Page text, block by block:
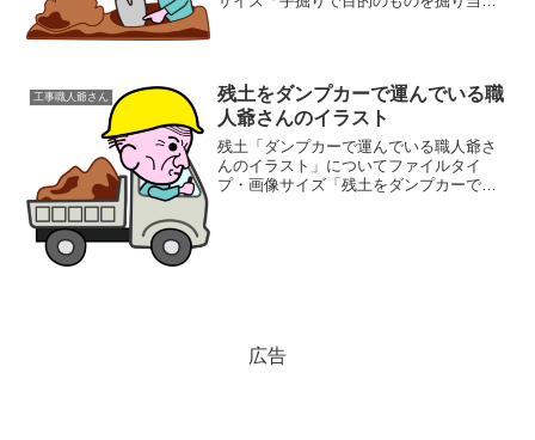
工事職人爺さん
残土をダンプカーで運んでいる職
人爺さんのイラスト
残土「ダンプカーで運んでいる職人爺さ
んのイラスト」についてファイルタイ
プ・画像サイズ「残土をダンプカーで運
広告